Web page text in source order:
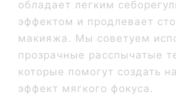
обладает легким
эффектом и продлевает
макияжа. Мы советуем
прозрачные расспычатые
которые помогут создать
эффект мягкого фокуса.